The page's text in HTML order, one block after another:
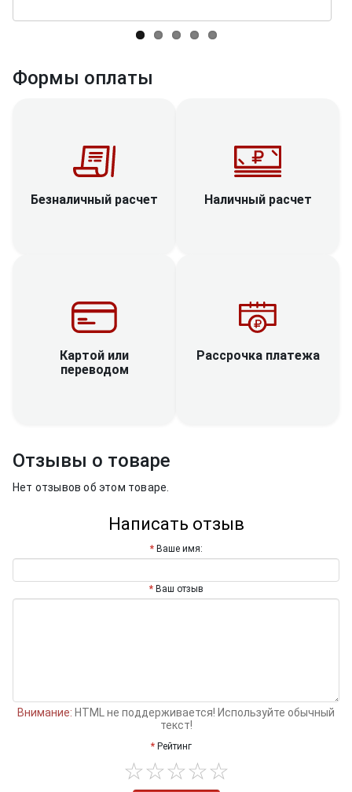
Формы оплаты
Безналичный расчет Наличный расчет
Картой или
переводом
Рассрочка платежа
Отзывы о товаре
Нет отзывов об этом товаре.
Написать отзыв
Ваше имя:
Ваш отзыв
Внимание: HTML не поддерживается! Используйте обычный
текст!
Рейтинг